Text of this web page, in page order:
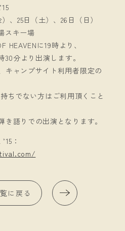
、25日（土）、26日（日）
スキー場
HEAVENに19時より、
30分より出演します。
キャンプサイト利用者限定の
ちでない方はご利用頂くこと
語りでの出演となります。
：
に戻る